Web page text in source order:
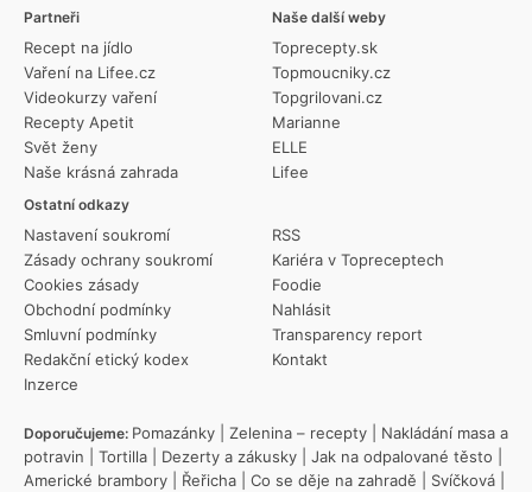
Partneři
Recept na jídlo
Vaření na Lifee.cz
Videokurzy vaření
Recepty Apetit
Svět ženy
Naše krásná zahrada
Ostatní odkazy
Nastavení soukromí
Zásady ochrany soukromí
Cookies zásady
Obchodní podmínky
Smluvní podmínky
Redakční etický kodex
Inzerce
RSS
Kariéra v Topreceptech
Foodie
Nahlásit
Transparency report
Kontakt
Naše další weby
Toprecepty.sk
Topmoucniky.cz
Topgrilovani.cz
Marianne
ELLE
Lifee
Doporučujeme: Pomazánky Zelenina – recepty
Nakládání masa a
potravin
Tortilla Dezerty a zákusky Jak na odpalované těsto
Americké brambory
Řeřicha Co se děje na zahradě Svíčková